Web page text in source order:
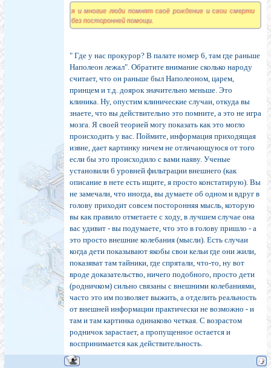
я и многие люди помнят своё рождение и свои смерти
без посторонней помощи.
" Где у нас прокурор? В палате номер 6, там где раньше
Наполеон лежал". Обратите внимание сколько народу
считает, что он раньше был Наполеоном, царем,
принцем и т.д. доярок значительно меньше. Это
клиника. Ну, опустим клинические случаи, откуда вы
знаете, что вы действительно это помните, а это не игра
мозга. Я своей теорией могу показать как это могло
происходить у вас. Поймите, информация приходящая
извне, дает картинку ничем не отличающуюся от того
если бы это происходило с вами наяву. Ученые
установили 6 уровней фильтрации внешнего (как
описание в нете есть ищите, я просто констатирую). Вы
не замечали, что иногда, вы думаете об одном и вдруг в
голову приходит совсем посторонняя мысль, которую
вы как правило отметаете с ходу, в лучшем случае она
вас удивит - вы подумаете, что это в голову пришло - а
это просто внешние колебания (мысли). Есть случаи
когда дети показывают якобы свои кельи где они жили,
показяват там тайники, где спрятали, что-то, ну вот
вроде доказательство, ничего подобного, просто дети
(родничком) сильно связаны с внешними колебаниями,
часто это им позволяет выжить, а отделить реальность
от внешней информации практически не возможно - и
там и там картинка одинаково четкая. С возрастом
родничок зарастает, а пропущенное остается и
воспринимается как действительность.